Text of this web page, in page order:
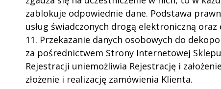
zablokuje odpowiednie dane. Podstawa
usług świadczonych drogą elektroniczną
11. Przekazanie danych osobowych do
za pośrednictwem Strony Internetowej
Rejestracji uniemożliwia Rejestrację i
złożenie i realizację zamówienia Klienta.